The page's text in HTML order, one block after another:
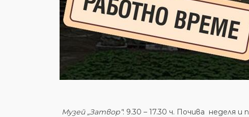
Музей „Затвор”: 9.30 – 17.30 ч. Почива неделя